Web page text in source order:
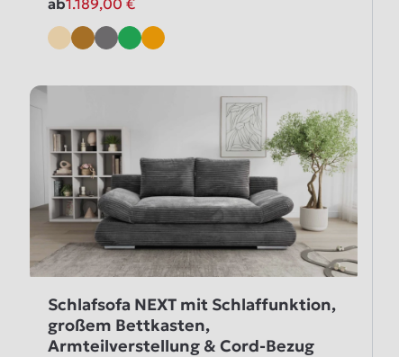
ab1.189,00 €
Schlafsofa NEXT mit Schlaffunktion,
großem Bettkasten,
Armteilverstellung & Cord-Bezug